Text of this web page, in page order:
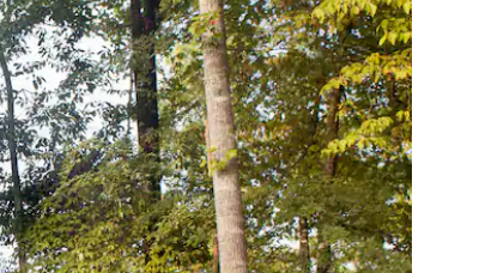
teroka dengan sentuhan atau gerak leret.